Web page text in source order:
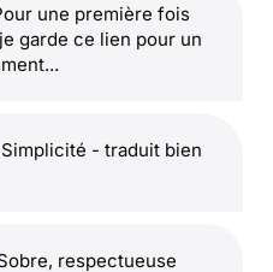
Pour une première fois
garde ce lien pour un
- traduit bien
respectueuse